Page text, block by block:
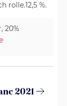
rolle.12,5 %.
, 20%
2021